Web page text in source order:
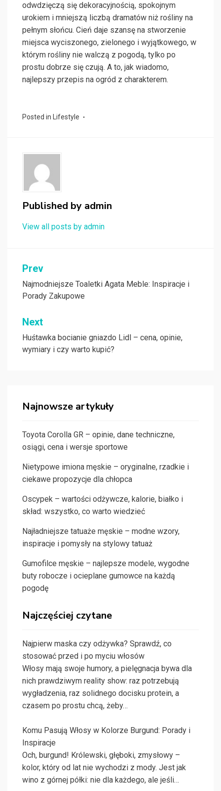
odwdzięczą się dekoracyjnością, spokojnym
urokiem i mniejszą liczbą dramatów niż rośliny na
pełnym słońcu. Cień daje szansę na stworzenie
miejsca wyciszonego, zielonego i wyjątkowego, w
którym rośliny nie walczą z pogodą, tylko po
prostu dobrze się czują. A to, jak wiadomo,
najlepszy przepis na ogród z charakterem.
Posted in Lifestyle
Published by admin
View all posts by admin
Nawigacja
wpisu
Prev
Najmodniejsze Toaletki Agata Meble: Inspiracje i
Porady Zakupowe
Next
Huśtawka bocianie gniazdo Lidl – cena, opinie,
wymiary i czy warto kupić?
Najnowsze artykuły
Toyota Corolla GR – opinie, dane techniczne,
osiągi, cena i wersje sportowe
Nietypowe imiona męskie – oryginalne, rzadkie i
ciekawe propozycje dla chłopca
Oscypek – wartości odżywcze, kalorie, białko i
skład: wszystko, co warto wiedzieć
Najładniejsze tatuaże męskie – modne wzory,
inspiracje i pomysły na stylowy tatuaż
Gumofilce męskie – najlepsze modele, wygodne
buty robocze i ocieplane gumowce na każdą
pogodę
Najczęściej czytane
Najpierw maska czy odżywka? Sprawdź, co
stosować przed i po myciu włosów
Włosy mają swoje humory, a pielęgnacja bywa dla
nich prawdziwym reality show: raz potrzebują
wygładzenia, raz solidnego docisku protein, a
czasem po prostu chcą, żeby…
Komu Pasują Włosy w Kolorze Burgund: Porady i
Inspiracje
Och, burgund! Królewski, głęboki, zmysłowy –
kolor, który od lat nie wychodzi z mody. Jest jak
wino z górnej półki: nie dla każdego, ale jeśli…